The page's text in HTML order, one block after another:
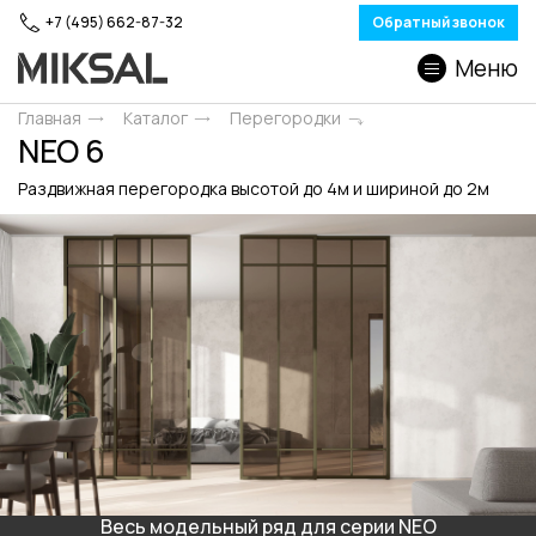
+7 (495) 662-87-32 Обратный звонок
Меню
Главная Каталог Перегородки
NEO 6
Раздвижная перегородка высотой до 4м и шириной до 2м
Весь модельный ряд для серии NEO